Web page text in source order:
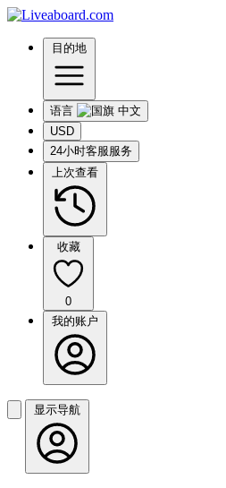
目的地
语言
USD
24小时客服服务
上次查看
收藏
0
我的账户
显示导航